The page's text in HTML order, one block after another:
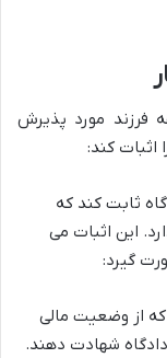
فرزند مورد پذیرش
اثبات کند:
ثابت کند که
این اثبات می
گیرد:
که از وضعیت مالی
دادگاه شهادت دهند.